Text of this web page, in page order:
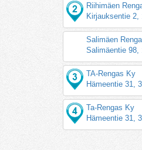
Riihimäen
Kirjauksentie 2,
Salimäen
Salimäentie 98,
TA-Rengas Ky
Hämeentie 31,
Ta-Rengas Ky
Hämeentie 31,